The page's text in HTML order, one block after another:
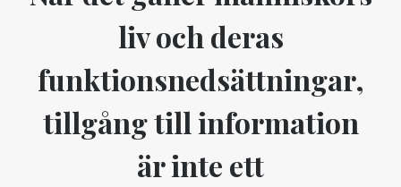
liv och deras
funktionsnedsättningar,
tillgång till information
är inte ett